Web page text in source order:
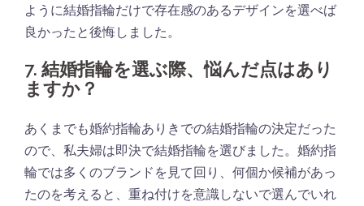
ように結婚指輪だけで存在感のあるデザインを選べば
良かったと後悔しました。
7. 結婚指輪を選ぶ際、悩んだ点はあり
ますか？
あくまでも婚約指輪ありきでの結婚指輪の決定だった
ので、私夫婦は即決で結婚指輪を選びました。婚約指
輪では多くのブランドを見て回り、何個か候補があっ
たのを考えると、重ね付けを意識しないで選んでいれ